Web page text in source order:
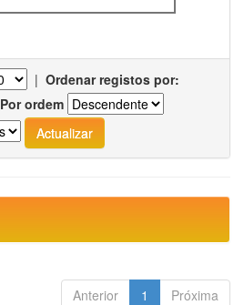
| Ordenar registos por:
Por ordem
Anterior 1 Próxima